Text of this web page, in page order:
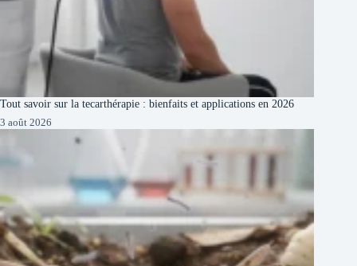
Tout savoir sur la tecarthérapie : bienfaits et applications en 2026
3 août 2026